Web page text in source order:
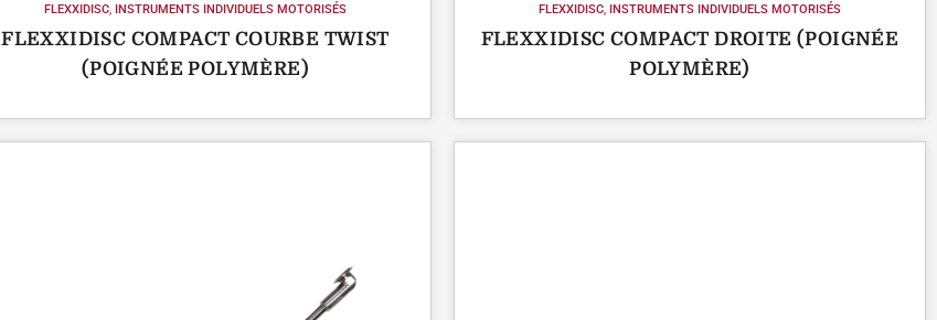
FLEXXIDISC, INSTRUMENTS INDIVIDUELS MOTORISÉS
FLEXXIDISC COMPACT COURBE TWIST
(POIGNÉE POLYMÈRE)
FLEXXIDISC, INSTRUMENTS INDIVIDUELS MOTORISÉS
FLEXXIDISC COMPACT DROITE (POIGNÉE
POLYMÈRE)